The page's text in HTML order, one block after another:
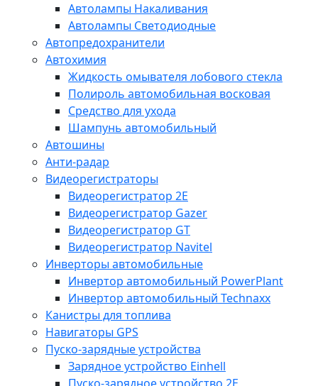
Автолампы Накаливания
Автолампы Светодиодные
Автопредохранители
Автохимия
Жидкость омывателя лобового стекла
Полироль автомобильная восковая
Средство для ухода
Шампунь автомобильный
Автошины
Анти-радар
Видеорегистраторы
Видеорегистратор 2E
Видеорегистратор Gazer
Видеорегистратор GT
Видеорегистратор Navitel
Инверторы автомобильные
Инвертор автомобильный PowerPlant
Инвертор автомобильный Technaxx
Канистры для топлива
Навигаторы GPS
Пуско-зарядные устройства
Зарядное устройство Einhell